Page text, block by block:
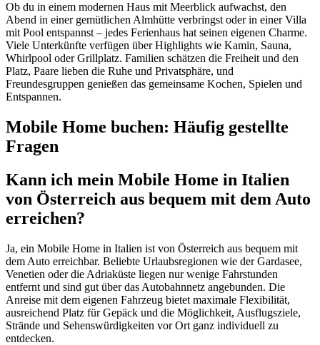
Ob du in einem modernen Haus mit Meerblick aufwachst, den
Abend in einer gemütlichen Almhütte verbringst oder in einer Villa
mit Pool entspannst – jedes Ferienhaus hat seinen eigenen Charme.
Viele Unterkünfte verfügen über Highlights wie Kamin, Sauna,
Whirlpool oder Grillplatz. Familien schätzen die Freiheit und den
Platz, Paare lieben die Ruhe und Privatsphäre, und
Freundesgruppen genießen das gemeinsame Kochen, Spielen und
Entspannen.
Mobile Home buchen: Häufig gestellte
Fragen
Kann ich mein Mobile Home in Italien
von Österreich aus bequem mit dem Auto
erreichen?
Ja, ein Mobile Home in Italien ist von Österreich aus bequem mit
dem Auto erreichbar. Beliebte Urlaubsregionen wie der Gardasee,
Venetien oder die Adriaküste liegen nur wenige Fahrstunden
entfernt und sind gut über das Autobahnnetz angebunden. Die
Anreise mit dem eigenen Fahrzeug bietet maximale Flexibilität,
ausreichend Platz für Gepäck und die Möglichkeit, Ausflugsziele,
Strände und Sehenswürdigkeiten vor Ort ganz individuell zu
entdecken.